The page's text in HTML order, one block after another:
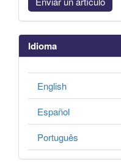
Idioma
English
Español
Português